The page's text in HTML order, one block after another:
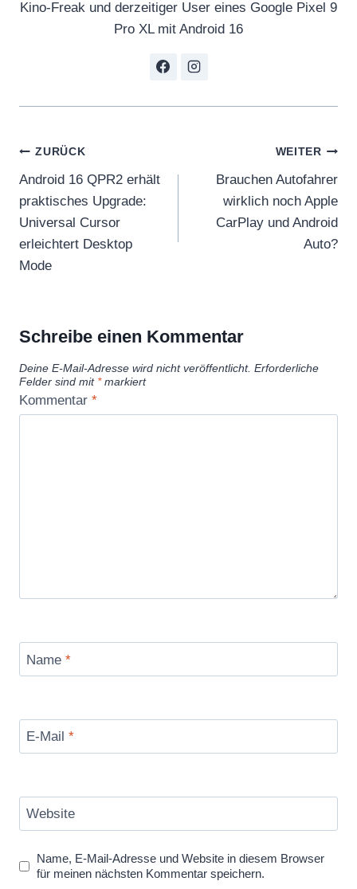
Kino-Freak und derzeitiger User eines Google Pixel 9
Pro XL mit Android 16
Beitragsnavigation
ZURÜCK
Android 16 QPR2 erhält
praktisches Upgrade:
Universal Cursor
erleichtert Desktop
Mode
WEITER
Brauchen Autofahrer
wirklich noch Apple
CarPlay und Android
Auto?
Schreibe einen Kommentar
Deine E-Mail-Adresse wird nicht veröffentlicht. Erforderliche
Felder sind mit *markiert
Kommentar *
Name *
E-Mail *
Website
Name, E-Mail-Adresse und Website in diesem Browser
für meinen nächsten Kommentar speichern.